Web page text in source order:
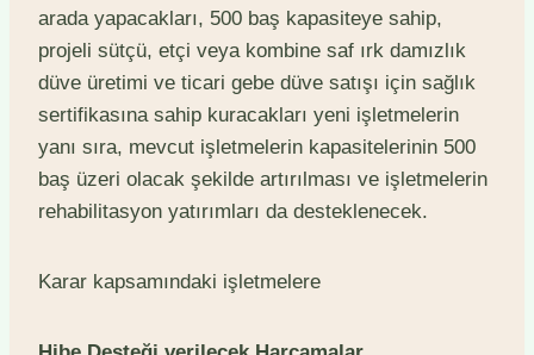
arada yapacakları, 500 baş kapasiteye sahip,
projeli sütçü, etçi veya kombine saf ırk damızlık
düve üretimi ve ticari gebe düve satışı için sağlık
sertifikasına sahip kuracakları yeni işletmelerin
yanı sıra, mevcut işletmelerin kapasitelerinin 500
baş üzeri olacak şekilde artırılması ve işletmelerin
rehabilitasyon yatırımları da desteklenecek.
Karar kapsamındaki işletmelere